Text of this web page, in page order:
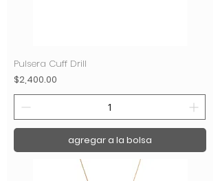
Pulsera Cuff Drill
Precio
$2,400.00
agregar a la bolsa